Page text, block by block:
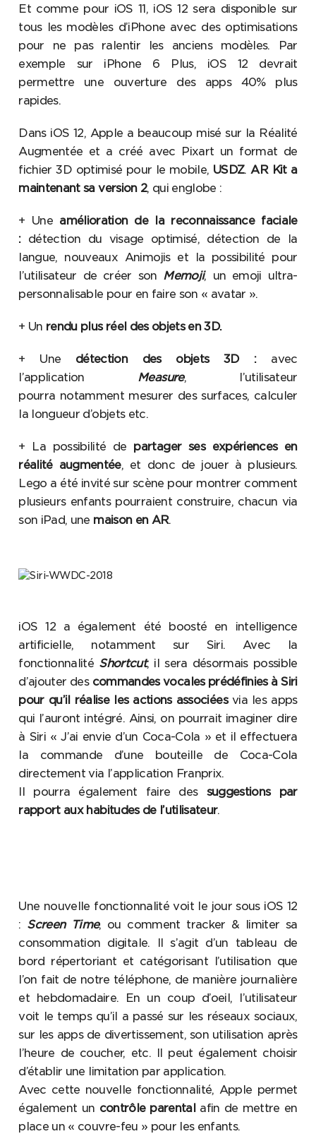
Et comme pour iOS 11, iOS 12 sera disponible sur
tous les modèles d’iPhone avec des optimisations
pour ne pas ralentir les anciens modèles. Par
exemple sur iPhone 6 Plus, iOS 12 devrait
permettre une ouverture des apps 40% plus
rapides.
Dans iOS 12, Apple a beaucoup misé sur la Réalité
Augmentée et a créé avec Pixart un format de
fichier 3D optimisé pour le mobile, USDZ.AR Kit a
maintenant sa version 2, qui englobe :
+ Une amélioration de la reconnaissance faciale
: détection du visage optimisé, détection de la
langue, nouveaux Animojis et la possibilité pour
l’utilisateur de créer son Memoji, un emoji ultra-
personnalisable pour en faire son « avatar ».
+ Un rendu plus réel des objets en 3D.
+ Une détection des objets 3D : avec
l’application Measure, l’utilisateur
pourra notamment mesurer des surfaces, calculer
la longueur d’objets etc.
+ La possibilité de partager ses expériences en
réalité augmentée, et donc de jouer à plusieurs.
Lego a été invité sur scène pour montrer comment
plusieurs enfants pourraient construire, chacun via
son iPad, une maison en AR.
iOS 12 a également été boosté en intelligence
artificielle, notamment sur Siri. Avec la
fonctionnalité Shortcut, il sera désormais possible
d’ajouter des commandes vocales prédéfinies à Siri
pour qu’il réalise les actions associéesvia les apps
qui l’auront intégré. Ainsi, on pourrait imaginer dire
à Siri « J’ai envie d’un Coca-Cola » et il effectuera
la commande d’une bouteille de Coca-Cola
directement via l’application Franprix.
Il pourra également faire des suggestions par
rapport aux habitudes de l’utilisateur.
Une nouvelle fonctionnalité voit le jour sous iOS 12
: Screen Time, ou comment tracker & limiter sa
consommation digitale. Il s’agit d’un tableau de
bord répertoriant et catégorisant l’utilisation que
l’on fait de notre téléphone, de manière journalière
et hebdomadaire. En un coup d’oeil, l’utilisateur
voit le temps qu’il a passé sur les réseaux sociaux,
sur les apps de divertissement, son utilisation après
l’heure de coucher, etc. Il peut également choisir
d’établir une limitation par application.
Avec cette nouvelle fonctionnalité, Apple permet
également un contrôle parental afin de mettre en
place un « couvre-feu » pour les enfants.